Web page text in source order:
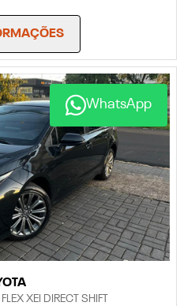
XEI DIRECT SHIFT
WhatsApp